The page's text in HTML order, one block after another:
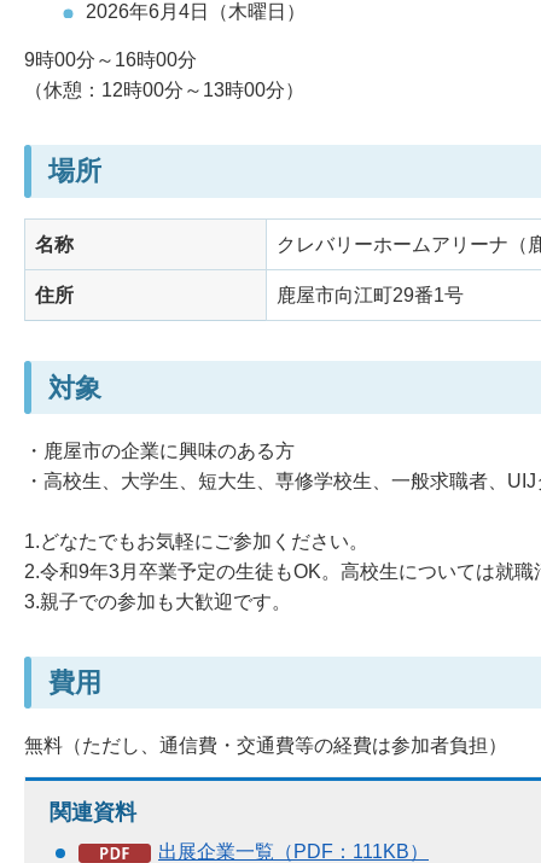
2026年6月4日（木曜日）
9時00分～16時00分
（休憩：12時00分～13時00分）
場所
名称 クレバリーホームアリーナ（
住所 鹿屋市向江町29番1号
対象
・鹿屋市の企業に興味のある方
・高校生、大学生、短大生、専修学校生、一般求職者、
1.どなたでもお気軽にご参加ください。
2.令和9年3月卒業予定の生徒もOK。高校生については就
3.親子での参加も大歓迎です。
費用
無料（ただし、通信費・交通費等の経費は参加者負担）
関連資料
出展企業一覧（PDF：111KB）